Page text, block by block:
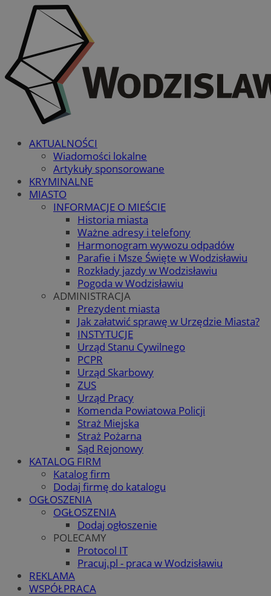
AKTUALNOŚCI
Wiadomości lokalne
Artykuły sponsorowane
KRYMINALNE
MIASTO
INFORMACJE O MIEŚCIE
Historia miasta
Ważne adresy i telefony
Harmonogram wywozu odpadów
Parafie i Msze Święte w Wodzisławiu
Rozkłady jazdy w Wodzisławiu
Pogoda w Wodzisławiu
ADMINISTRACJA
Prezydent miasta
Jak załatwić sprawę w Urzędzie Miasta?
INSTYTUCJE
Urząd Stanu Cywilnego
PCPR
Urząd Skarbowy
ZUS
Urząd Pracy
Komenda Powiatowa Policji
Straż Miejska
Straż Pożarna
Sąd Rejonowy
KATALOG FIRM
Katalog firm
Dodaj firmę do katalogu
OGŁOSZENIA
OGŁOSZENIA
Dodaj ogłoszenie
POLECAMY
Protocol IT
Pracuj.pl - praca w Wodzisławiu
REKLAMA
WSPÓŁPRACA